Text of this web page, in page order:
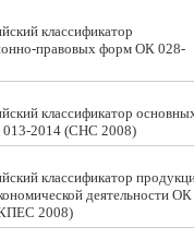
классификатор
правовых форм ОК 028-
классификатор
2014 (СНС 2008)
классификатор
деятельности ОК
2008)